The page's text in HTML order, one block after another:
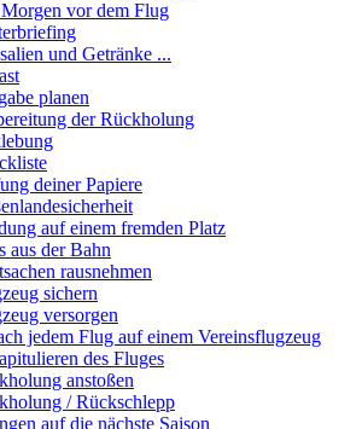
vor dem Flug
und Getränke ...
planen
der Rückholung
deiner Papiere
auf einem fremden Platz
aus der Bahn
rausnehmen
sichern
versorgen
jedem Flug auf einem Vereinsflugzeug
des Fluges
anstoßen
/ Rückschlepp
auf die nächste Saison